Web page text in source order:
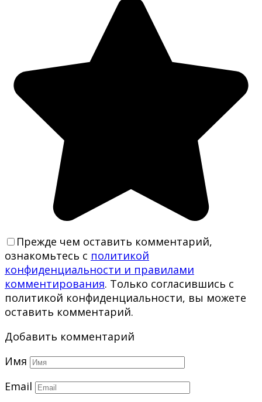
Прежде чем оставить комментарий,
ознакомьтесь с политикой
конфиденциальности и правилами
комментирования. Только согласившись с
политикой конфиденциальности, вы можете
оставить комментарий.
Добавить комментарий
Имя
Email